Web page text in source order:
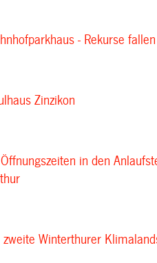
- Rekurse
Zinzikon
in den
Winterthurer